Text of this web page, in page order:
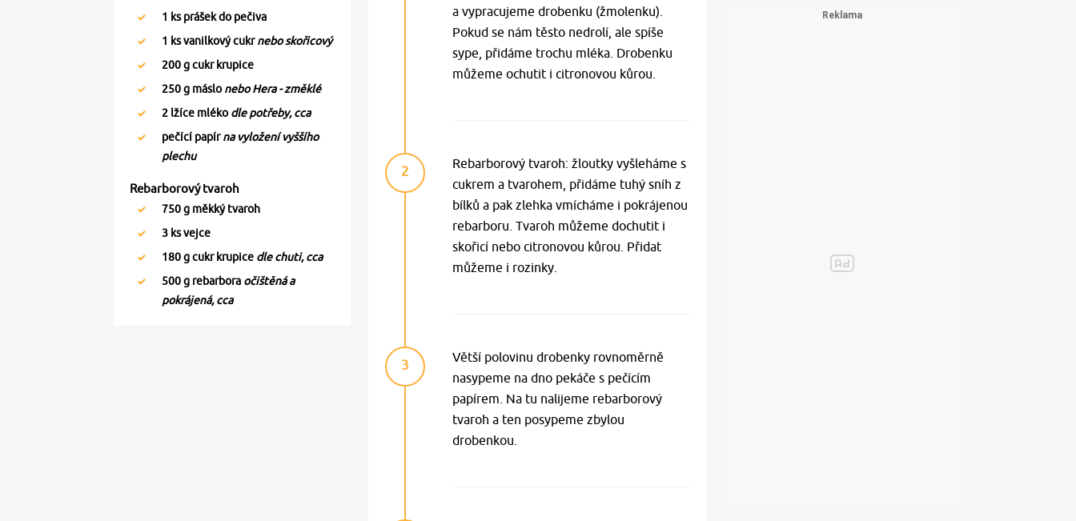
1 ks prášek do pečiva
1 ks vanilkový cukrnebo skořicový
200g cukr krupice
250g máslo nebo Hera - změklé
2 lžíce mléko dle potřeby, cca
pečící papírna vyložení vyššího
plechu
Rebarborový tvaroh
750g měkký tvaroh
3 ks vejce
180g cukr krupice dle chuti, cca
500g rebarbora očištěná a
pokrájená, cca
a vypracujeme drobenku (žmolenku).
Pokud se nám těsto nedrolí, ale spíše
sype, přidáme trochu mléka. Drobenku
můžeme ochutit i citronovou kůrou.
2
Rebarborový tvaroh: žloutky vyšleháme s
cukrem a tvarohem, přidáme tuhý sníh z
bílků a pak zlehka vmícháme i pokrájenou
rebarboru. Tvaroh můžeme dochutit i
skořicí nebo citronovou kůrou. Přidat
můžeme i rozinky.
3
Větší polovinu drobenky rovnoměrně
nasypeme na dno pekáče s pečícím
papírem. Na tu nalijeme rebarborový
tvaroh a ten posypeme zbylou
drobenkou.